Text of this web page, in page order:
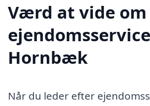
Værd at vide om
Hornbæk
Når du leder efter